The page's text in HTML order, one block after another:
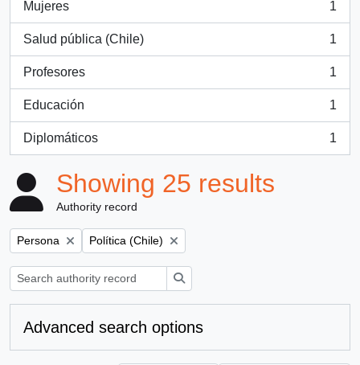
Mujeres
, 1 results
1
Salud pública (Chile)
, 1 results
1
Profesores
, 1 results
1
Educación
, 1 results
1
Diplomáticos
, 1 results
1
Showing 25 results
Authority record
Remove filter:
Persona Remove filter:
Política (Chile)
Advanced search options